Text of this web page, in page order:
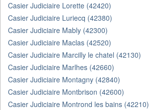
Casier Judiciaire Lorette (42420)
Casier Judiciaire Luriecq (42380)
Casier Judiciaire Mably (42300)
Casier Judiciaire Maclas (42520)
Casier Judiciaire Marcilly le chatel (42130)
Casier Judiciaire Marlhes (42660)
Casier Judiciaire Montagny (42840)
Casier Judiciaire Montbrison (42600)
Casier Judiciaire Montrond les bains (42210)